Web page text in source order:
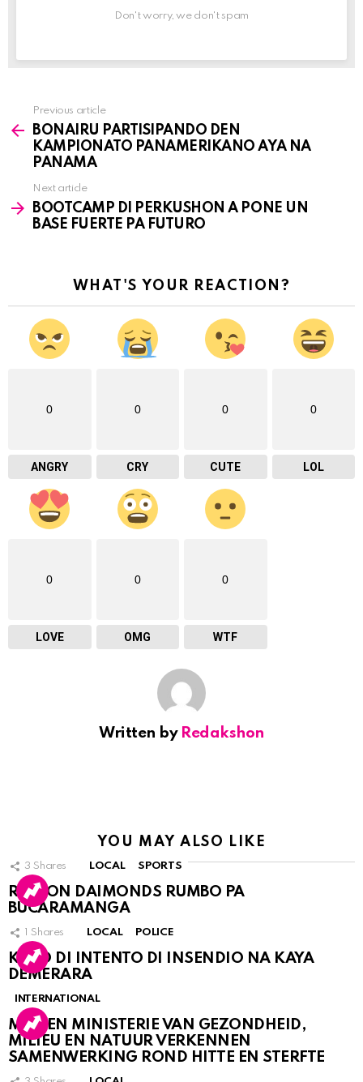
Don't worry, we don't spam
more
Previous article
BONAIRU PARTISIPANDO DEN
KAMPIONATO PANAMERIKANO AYA NA
PANAMA
Next article
BOOTCAMP DI PERKUSHON A PONE UN
BASE FUERTE PA FUTURO
WHAT'S YOUR REACTION?
0
ANGRY
0
CRY
0
CUTE
0
LOL
0
LOVE
0
OMG
0
WTF
Written by Redakshon
YOU MAY ALSO LIKE
3 Shares LOCAL SPORTS
RINCON DAIMONDS RUMBO PA
BUCARAMANGA
1 Shares LOCAL POLICE
KASO DI INTENTO DI INSENDIO NA KAYA
DEMERARA
INTERNATIONAL
MDC EN MINISTERIE VAN GEZONDHEID,
MILIEU EN NATUUR VERKENNEN
SAMENWERKING ROND HITTE EN STERFTE